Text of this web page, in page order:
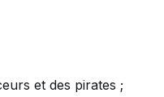
et des pirates ;